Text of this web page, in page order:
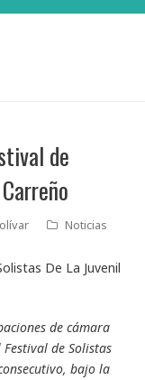
de
Noticias
de cámara
de Solistas
bajo la